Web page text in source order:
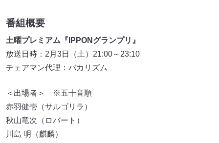
番組概要
土曜プレミアム『IPPONグランプリ』
放送日時：2月3日（土）21:00～23:10
チェアマン代理：バカリズム
＜出場者＞ ※五十音順
赤羽健壱（サルゴリラ）
秋山竜次（ロバート）
川島 明（麒麟）